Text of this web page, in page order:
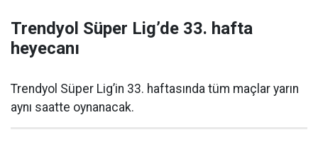
Trendyol Süper Lig’de 33. hafta
heyecanı
Trendyol Süper Lig’in 33. haftasında tüm maçlar yarın
aynı saatte oynanacak.